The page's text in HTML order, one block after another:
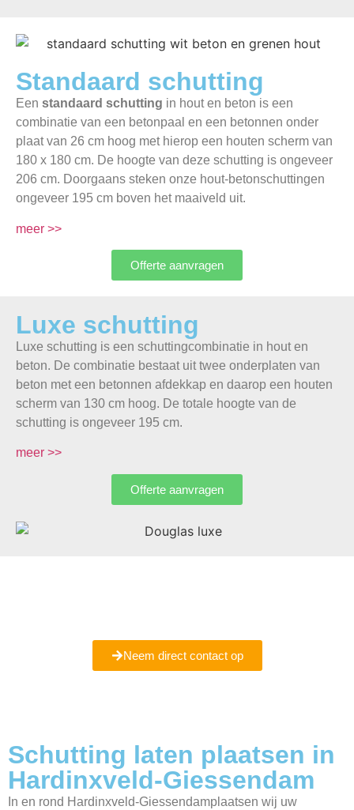
Standaard schutting
Een standaard schutting in hout en beton is een
combinatie van een betonpaal en een betonnen onder
plaat van 26 cm hoog met hierop een houten scherm van
180 x 180 cm. De hoogte van deze schutting is ongeveer
206 cm. Doorgaans steken onze hout-betonschuttingen
ongeveer 195 cm boven het maaiveld uit.
meer >>
Offerte aanvragen
Luxe schutting
Luxe schutting is een schuttingcombinatie in hout en
beton. De combinatie bestaat uit twee onderplaten van
beton met een betonnen afdekkap en daarop een houten
scherm van 130 cm hoog. De totale hoogte van de
schutting is ongeveer 195 cm.
meer >>
Offerte aanvragen
Neem direct contact op
Schutting laten plaatsen in
Hardinxveld-Giessendam
In en rond Hardinxveld-Giessendamplaatsen wij uw